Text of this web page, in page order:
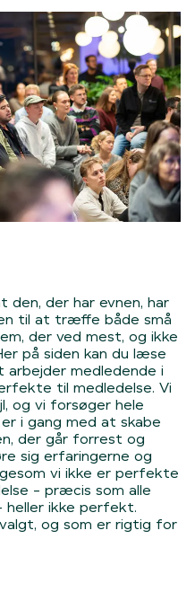
den, der har evnen, har
til at træffe både små
der ved mest, og ikke
på siden kan du læse
arbejder medledende i
til medledelse. Vi
og vi forsøger hele
i gang med at skabe
der går forrest og
sig erfaringerne og
vi ikke er perfekte
- præcis som alle
heller ikke perfekt.
og som er rigtig for